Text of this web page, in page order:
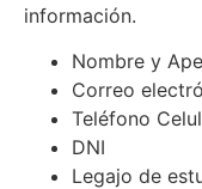
información.
Nombre y
Correo
Teléfono
DNI
Legajo de